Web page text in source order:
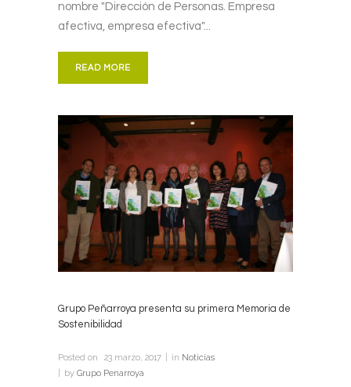
nombre "Dirección de Personas. Empresa
afectiva, empresa efectiva"...
READ MORE
Grupo Peñarroya presenta su primera Memoria de
Sostenibilidad
Posted on 23 marzo, 2017 in Noticias
by Grupo Penarroya